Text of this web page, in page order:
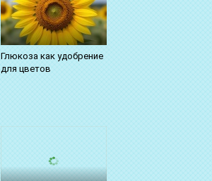
Глюкоза как удобрение
для цветов